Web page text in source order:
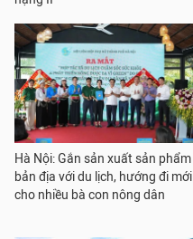
Hà Nội: Gắn sản xuất sản phẩm
bản địa với du lịch, hướng đi mới
cho nhiều bà con nông dân